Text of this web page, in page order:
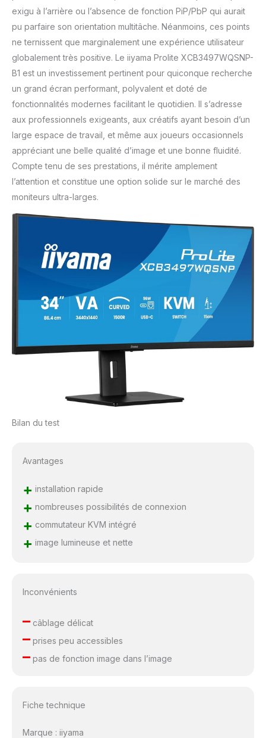
exigu à l’arrière ou l’absence de fonction PiP/PbP qui aurait
pu parfaire son orientation multitâche. Néanmoins, ces points
ne ternissent que marginalement une expérience utilisateur
globalement très positive. Le iiyama Prolite XCB3497WQSNP-
B1 est un investissement pertinent pour quiconque recherche
un grand écran performant, polyvalent et doté de
fonctionnalités modernes facilitant le quotidien. Il s’adresse
aux professionnels exigeants, aux créatifs ayant besoin d’un
large espace de travail, et même aux joueurs occasionnels
appréciant une belle qualité d’image et une bonne fluidité.
Compte tenu de ses prestations, il mérite amplement
l’attention et constitue une option solide sur le marché des
moniteurs ultra-larges.
Bilan du test
Avantages
+ installation rapide
+ nombreuses possibilités de connexion
+ commutateur KVM intégré
+ image lumineuse et nette
Inconvénients
–câblage délicat
–prises peu accessibles
–pas de fonction image dans l’image
Fiche technique
Marque : iiyama